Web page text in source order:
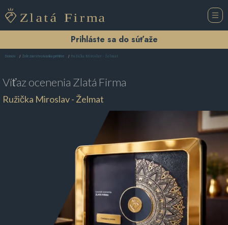
Prihláste sa do súťaže
Domov Železiarstvo Ivanka pri Nitre Ružička Miroslav - Želmat
Víťaz ocenenia Zlatá Firma
Ružička Miroslav - Želmat